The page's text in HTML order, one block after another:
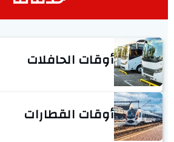
أوقات الحافلات
أوقات القطارات